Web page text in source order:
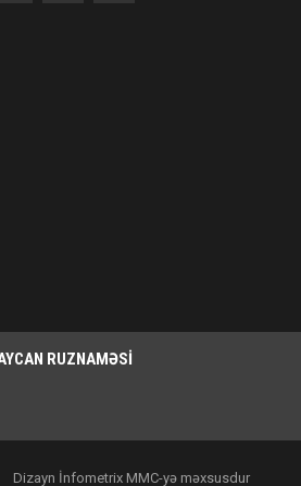
RUZNAMƏSI
Dizayn İnfometrix MMC-yə məxsusdur